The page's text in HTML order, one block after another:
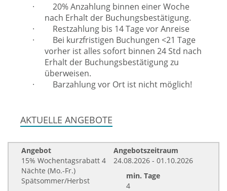
· 20% Anzahlung binnen einer Woche
nach Erhalt der Buchungsbestätigung.
· Restzahlung bis 14 Tage vor Anreise
· Bei kurzfristigen Buchungen <21 Tage
vorher ist alles sofort binnen 24 Std nach
Erhalt der Buchungsbestätigung zu
überweisen.
· Barzahlung vor Ort ist nicht möglich!
AKTUELLE ANGEBOTE
Angebot
15% Wochentagsrabatt 4
Nächte (Mo.-Fr.)
Spätsommer/Herbst
Angebotszeitraum
24.08.2026 - 01.10.2026
min. Tage
4